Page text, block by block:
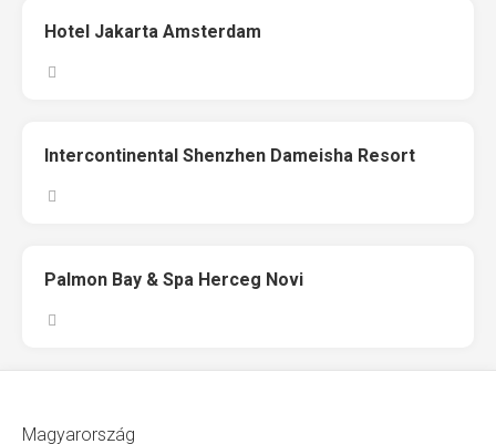
Hotel Jakarta Amsterdam
Intercontinental Shenzhen Dameisha Resort
Palmon Bay & Spa Herceg Novi
Magyarország